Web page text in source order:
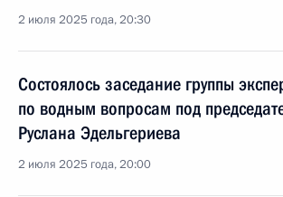
2 июля 2025 года, 20:30
Состоялось заседание группы
по водным вопросам под
Руслана Эдельгериева
2 июля 2025 года, 20:00